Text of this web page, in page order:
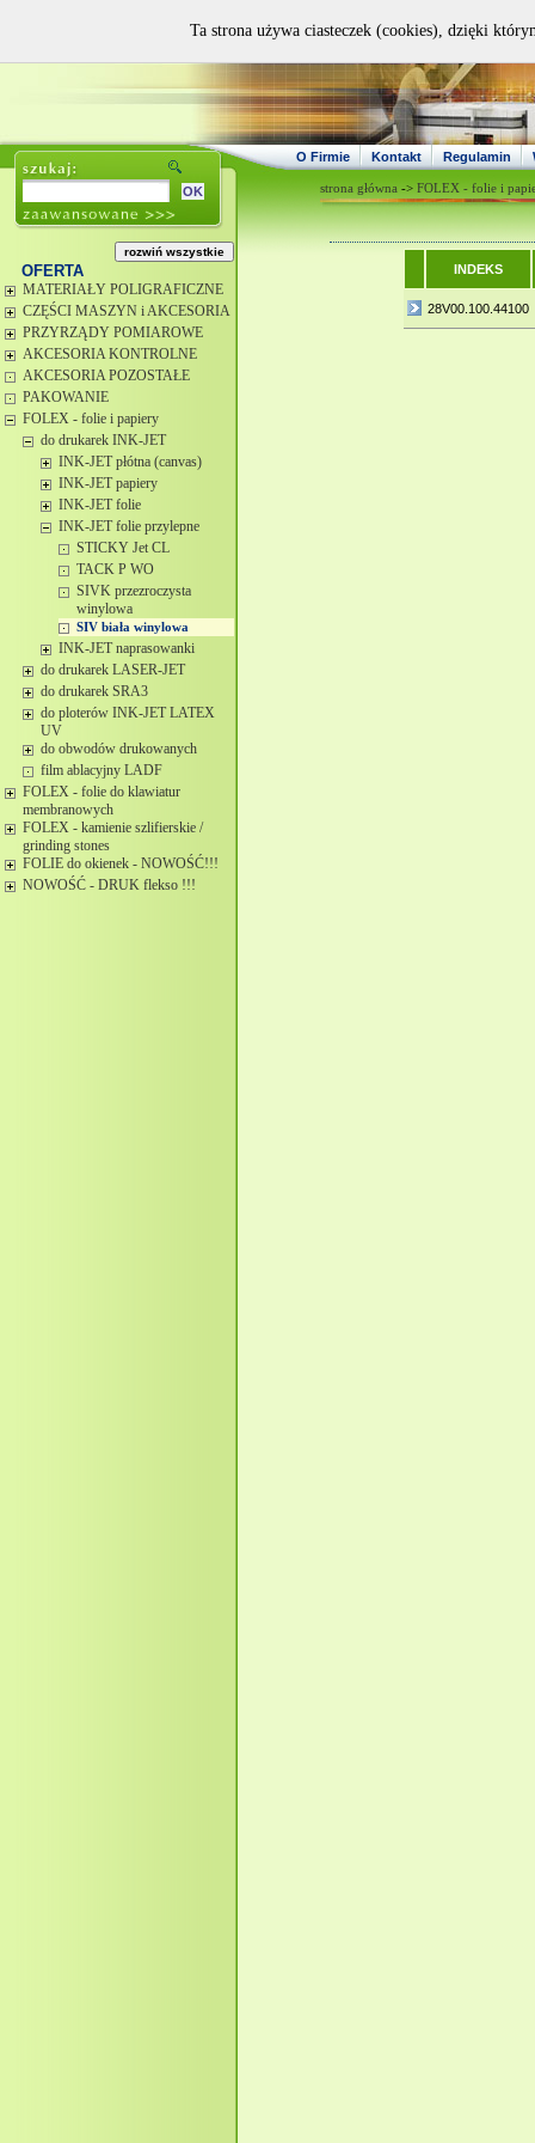
O Firmie Kontakt Regulamin
OFERTA
MATERIAŁY POLIGRAFICZNE
CZĘŚCI MASZYN i AKCESORIA
PRZYRZĄDY POMIAROWE
AKCESORIA KONTROLNE
AKCESORIA POZOSTAŁE
PAKOWANIE
FOLEX - folie i papiery
do drukarek INK-JET
INK-JET płótna (canvas)
INK-JET papiery
INK-JET folie
INK-JET folie przylepne
STICKY Jet CL
TACK P WO
SIVK przezroczysta
winylowa
SIV biała winylowa
INK-JET naprasowanki
do drukarek LASER-JET
do drukarek SRA3
do ploterów INK-JET LATEX
UV
do obwodów drukowanych
film ablacyjny LADF
FOLEX - folie do klawiatur
membranowych
FOLEX - kamienie szlifierskie /
grinding stones
FOLIE do okienek - NOWOŚĆ!!!
NOWOŚĆ - DRUK flekso !!!
strona główna -> FOLEX - folie i
INDEKS
28V00.100.44100
Ta strona używa ciasteczek (cookies), dzięki